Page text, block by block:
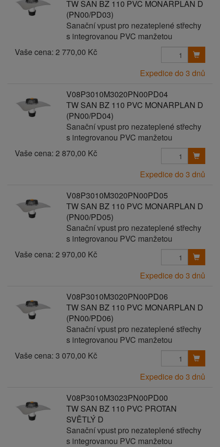
TW SAN BZ 110 PVC MONARPLAN D
(PN00/PD03)
Sanační vpust pro nezateplené střechy
s integrovanou PVC manžetou
Vaše cena: 2 770,00 Kč
Expedice do 3 dnů
V08P3010M3020PN00PD04
TW SAN BZ 110 PVC MONARPLAN D
(PN00/PD04)
Sanační vpust pro nezateplené střechy
s integrovanou PVC manžetou
Vaše cena: 2 870,00 Kč
Expedice do 3 dnů
V08P3010M3020PN00PD05
TW SAN BZ 110 PVC MONARPLAN D
(PN00/PD05)
Sanační vpust pro nezateplené střechy
s integrovanou PVC manžetou
Vaše cena: 2 970,00 Kč
Expedice do 3 dnů
V08P3010M3020PN00PD06
TW SAN BZ 110 PVC MONARPLAN D
(PN00/PD06)
Sanační vpust pro nezateplené střechy
s integrovanou PVC manžetou
Vaše cena: 3 070,00 Kč
Expedice do 3 dnů
V08P3010M3023PN00PD00
TW SAN BZ 110 PVC PROTAN
SVĚTLÝ D
Sanační vpust pro nezateplené střechy
s integrovanou PVC manžetou